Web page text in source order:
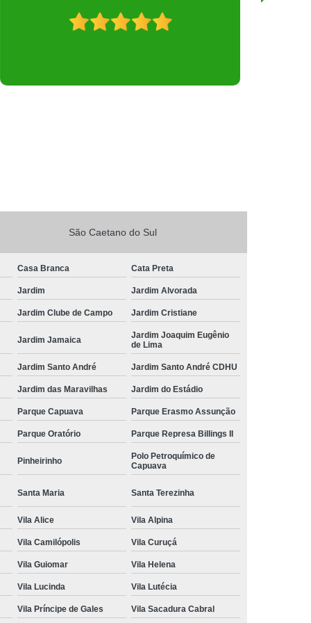
São Caetano do Sul
Casa Branca Cata Preta
Jardim Jardim Alvorada
Jardim Clube de Campo Jardim Cristiane
Jardim Jamaica
Jardim Joaquim Eugênio
de Lima
Jardim Santo André Jardim Santo André CDHU
Jardim das Maravilhas Jardim do Estádio
Parque Capuava Parque Erasmo Assunção
Parque Oratório Parque Represa Billings II
Pinheirinho
Polo Petroquímico de
Capuava
Santa Maria Santa Terezinha
Vila Alice Vila Alpina
Vila Camilópolis Vila Curuçá
Vila Guiomar Vila Helena
Vila Lucinda Vila Lutécia
Vila Príncipe de Gales Vila Sacadura Cabral